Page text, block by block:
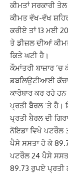
ਕੀਮਤਾਂ ਸਰਕਾਰੀ
ਕੀਮਤ ਵੱਖ-ਵੱਖ
ਕਰੀਏ ਤਾਂ 13 ਮਈ
ਤੇ ਡੀਜ਼ਲ ਦੀਆਂ
ਕਿਤੇ ਘਟੀ ਹੈ।
ਕੌਮਾਂਤਰੀ ਬਾਜ਼ਾਰ
ਡਬਲਿਊਟੀਆਈ
ਕਾਰੋਬਾਰ ਕਰ ਰਹੇ
ਪ੍ਰਤੀ ਬੈਰਲ ’ਤੇ ਹੈ।
ਪ੍ਰਤੀ ਬੈਰਲ ਦੀ
ਨੋਇਡਾ ਵਿਖੇ ਪਟਰੌਲ
ਪੈਸੇ ਸਸਤਾ ਹੋ ਕੇ
ਪਟਰੌਲ 24 ਪੈਸੇ
89.73 ਰੁਪਏ ਪ੍ਰਤੀ